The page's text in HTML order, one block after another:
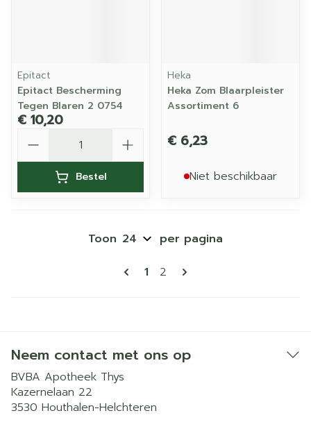
Epitact
Epitact Bescherming
Tegen Blaren 2 0754
€ 10,20
Bestel
Heka
Heka Zom Blaarpleister
Assortiment 6
€ 6,23
Niet beschikbaar
Pagina's
U lees momenteel pagina
1 Pagina
2
Toon per pagina
Neem contact met ons op
BVBA Apotheek Thys
Kazernelaan 22
3530 Houthalen-Helchteren